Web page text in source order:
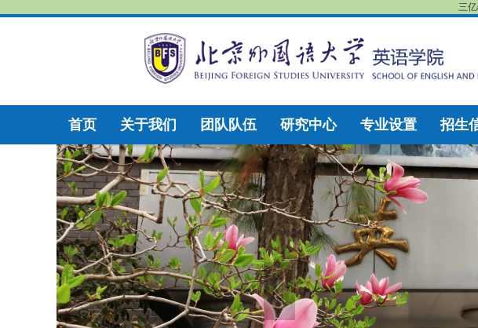
三
首页 关于我们 团队队伍 研究中心 专业设置 招生